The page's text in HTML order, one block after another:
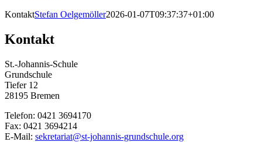
KontaktStefan Oelgemöller2026-01-07T09:37:37+01:00
Kontakt
St.-Johannis-Schule
Grundschule
Tiefer 12
28195 Bremen
Telefon: 0421 3694170
Fax: 0421 3694214
E-Mail: sekretariat@st-johannis-grundschule.org